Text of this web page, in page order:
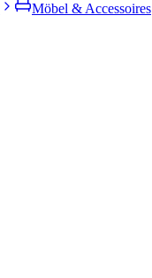
Möbel & Accessoires